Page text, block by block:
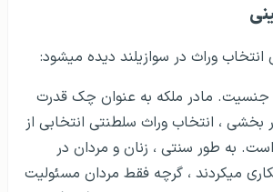
وراث در سوازیلند دیده می­شود:
جنسیت. مادر ملکه به عنوان چک قدرت
، انتخاب وراث سلطنتی انتخابی از
به طور سنتی ، زنان و مردان در
می­کردند ، گرچه فقط مردان مسئولیت